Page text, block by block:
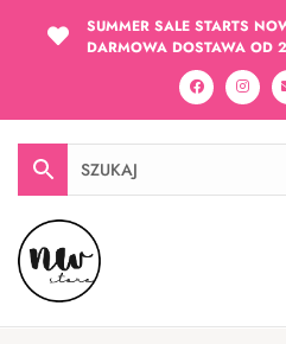
SUMMER SALE STARTS
DARMOWA DOSTAWA OD